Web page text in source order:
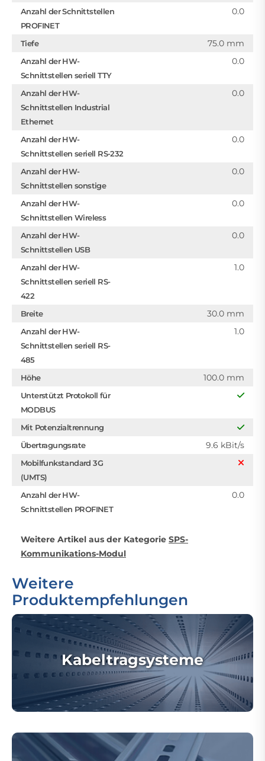
Anzahl der Schnittstellen
PROFINET
0.0
Tiefe 75.0 mm
Anzahl der HW-
Schnittstellen seriell TTY
0.0
Anzahl der HW-
Schnittstellen Industrial
Ethernet
0.0
Anzahl der HW-
Schnittstellen seriell RS-232
0.0
Anzahl der HW-
Schnittstellen sonstige
0.0
Anzahl der HW-
Schnittstellen Wireless
0.0
Anzahl der HW-
Schnittstellen USB
0.0
Anzahl der HW-
Schnittstellen seriell RS-
422
1.0
Breite 30.0 mm
Anzahl der HW-
Schnittstellen seriell RS-
485
1.0
Höhe 100.0 mm
Unterstützt Protokoll für
MODBUS
Mit Potenzialtrennung
Übertragungsrate
9.6 kBit/s
Mobilfunkstandard 3G
(UMTS)
Anzahl der HW-
Schnittstellen PROFINET
0.0
Weitere Artikel aus der Kategorie SPS-
Kommunikations-Modul
Weitere
Produktempfehlungen
Kabeltragsysteme